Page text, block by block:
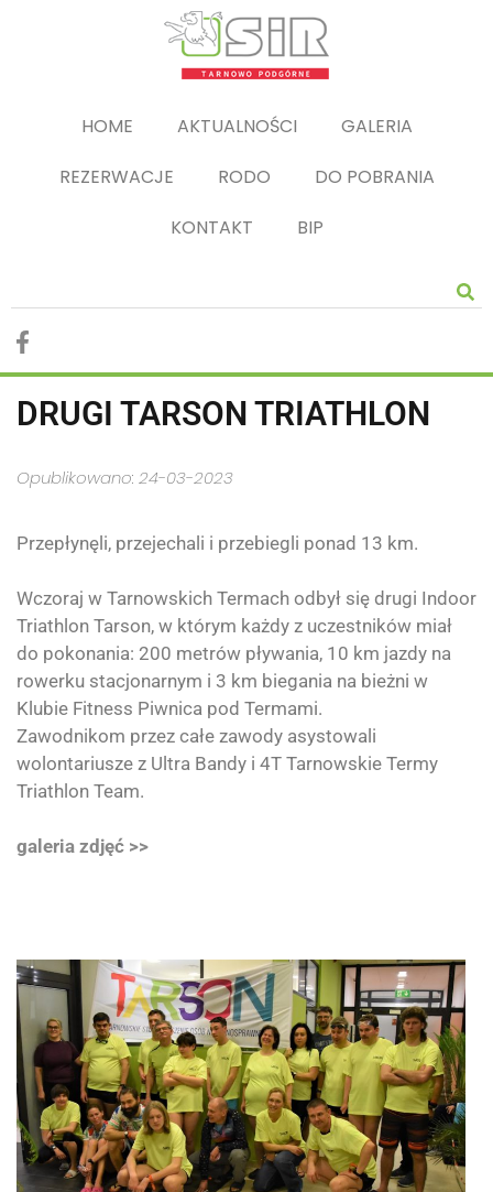
HOME AKTUALNOŚCI
GALERIA
REZERWACJE
RODO
DO POBRANIA
KONTAKT
BIP
DRUGI TARSON TRIATHLON
Opublikowano: 24-03-2023
Przepłynęli, przejechali i przebiegli ponad 13 km.
Wczoraj w Tarnowskich Termach odbył się drugi Indoor
Triathlon Tarson, w którym każdy z uczestników miał
do pokonania: 200 metrów pływania, 10 km jazdy na
rowerku stacjonarnym i 3 km biegania na bieżni w
Klubie Fitness Piwnica pod Termami.
Zawodnikom przez całe zawody asystowali
wolontariusze z Ultra Bandy i 4T Tarnowskie Termy
Triathlon Team.
galeria zdjęć >>